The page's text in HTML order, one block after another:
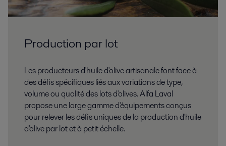
Production par lot
Les producteurs d'huile d'olive artisanale font face à
des défis spécifiques liés aux variations de type,
volume ou qualité des lots d'olives. Alfa Laval
propose une large gamme d'équipements conçus
pour relever les défis uniques de la production d'huile
d'olive par lot et à petit échelle.